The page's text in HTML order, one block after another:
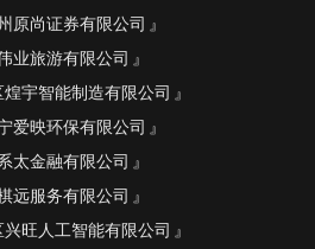
原尚证券有限公司
业旅游有限公司
宇智能制造有限公司
爱映环保有限公司
太金融有限公司
远服务有限公司
旺人工智能有限公司